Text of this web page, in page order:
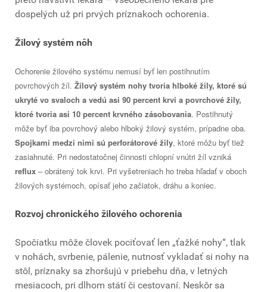
dospelých už pri prvých príznakoch ochorenia.
Žilový systém nôh
Ochorenie žilového systému nemusí byť len postihnutím
povrchových žíl. Žilový systém nohy tvoria hlboké žily, ktoré sú
ukryté vo svaloch a vedú asi 90 percent krvi a povrchové žily,
ktoré tvoria asi 10 percent krvného zásobovania. Postihnutý
môže byť iba povrchový alebo hlboký žilový systém, prípadne oba.
Spojkami medzi nimi sú perforátorové žily, ktoré môžu byť tiež
zasiahnuté. Pri nedostatočnej činnosti chlopní vnútri žíl vzniká
reflux – obrátený tok krvi. Pri vyšetreniach ho treba hľadať v oboch
žilových systémoch, opísať jeho začiatok, dráhu a koniec.
Rozvoj chronického žilového ochorenia
Spočiatku môže človek pociťovať len „ťažké nohy“, tlak
v nohách, svrbenie, pálenie, nutnosť vykladať si nohy na
stôl, príznaky sa zhoršujú v priebehu dňa, v letných
mesiacoch, pri dlhom státí či cestovaní. Neskôr sa